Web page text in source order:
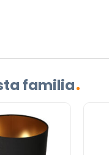
a
familia